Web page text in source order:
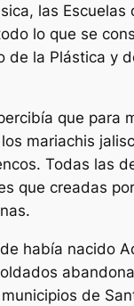
las
lo que se
la Plástica y
que para
mariachis
Todas las
que creadas
había nacido
de